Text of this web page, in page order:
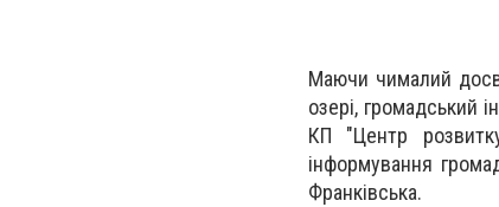
Маючи чималий
озері, громадський
КП "Центр
інформування
Франківська.